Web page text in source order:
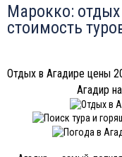
Марокко:
стоимость
Отдых в Агадире цены
Агадир